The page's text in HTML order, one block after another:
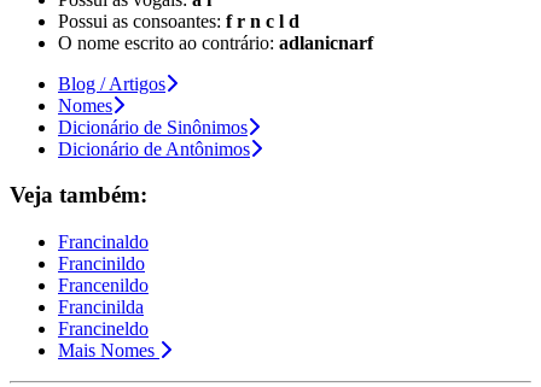
Possui as consoantes: f r n c l d
O nome escrito ao contrário: adlanicnarf
Blog / Artigos
Nomes
Dicionário de Sinônimos
Dicionário de Antônimos
Veja também:
Francinaldo
Francinildo
Francenildo
Francinilda
Francineldo
Mais Nomes